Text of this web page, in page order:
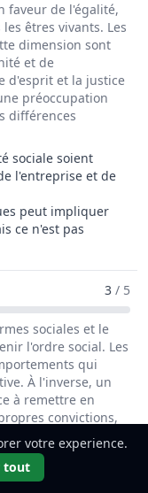
faveur de l'égalité,
êtres vivants. Les
dimension sont
et de
d'esprit et la justice
préoccupation
différences
sociale soient
l'entreprise et de
peut impliquer
ce n'est pas
Ingénieur / 3 / 5
sociales et le
l'ordre social. Les
qui
À l'inverse, un
à remettre en
convictions,
certaines
n'est pas leur
votre experience.
tout